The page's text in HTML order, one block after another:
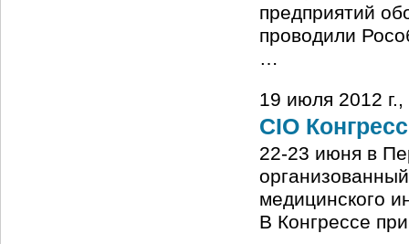
предприятий
проводили
…
19 июля 2012
CIO
22-23 июня в
медицинского
В Конгрессе